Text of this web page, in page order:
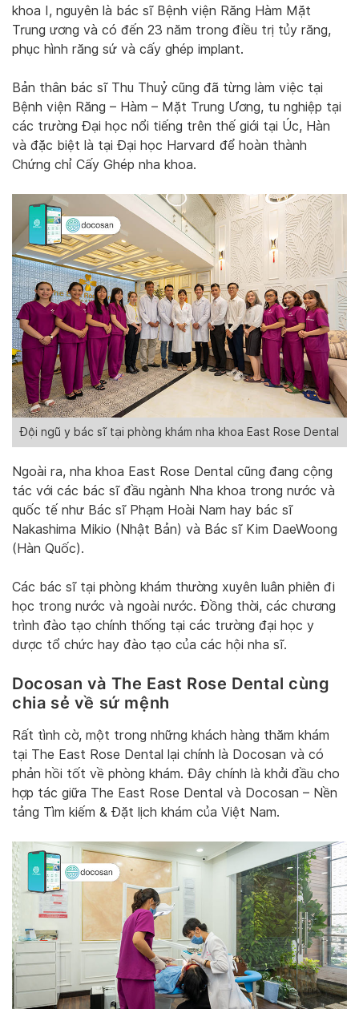
khoa I, nguyên là bác sĩ Bệnh viện Răng Hàm Mặt
Trung ương và có đến 23 năm trong điều trị tủy răng,
phục hình răng sứ và cấy ghép implant.
Bản thân bác sĩ Thu Thuỷ cũng đã từng làm việc tại
Bệnh viện Răng – Hàm – Mặt Trung Ương, tu nghiệp tại
các trường Đại học nổi tiếng trên thế giới tại Úc, Hàn
và đặc biệt là tại Đại học Harvard để hoàn thành
Chứng chỉ Cấy Ghép nha khoa.
Đội ngũ y bác sĩ tại phòng khám nha khoa East Rose Dental
Ngoài ra, nha khoa East Rose Dental cũng đang cộng
tác với các bác sĩ đầu ngành Nha khoa trong nước và
quốc tế như Bác sĩ Phạm Hoài Nam hay bác sĩ
Nakashima Mikio (Nhật Bản) và Bác sĩ Kim DaeWoong
(Hàn Quốc).
Các bác sĩ tại phòng khám thường xuyên luân phiên đi
học trong nước và ngoài nước. Đồng thời, các chương
trình đào tạo chính thống tại các trường đại học y
dược tổ chức hay đào tạo của các hội nha sĩ.
Docosan và The East Rose Dental cùng
chia sẻ về sứ mệnh
Rất tình cờ, một trong những khách hàng thăm khám
tại The East Rose Dental lại chính là Docosan và có
phản hồi tốt về phòng khám. Đây chính là khởi đầu cho
hợp tác giữa The East Rose Dental và Docosan – Nền
tảng Tìm kiếm & Đặt lịch khám của Việt Nam.